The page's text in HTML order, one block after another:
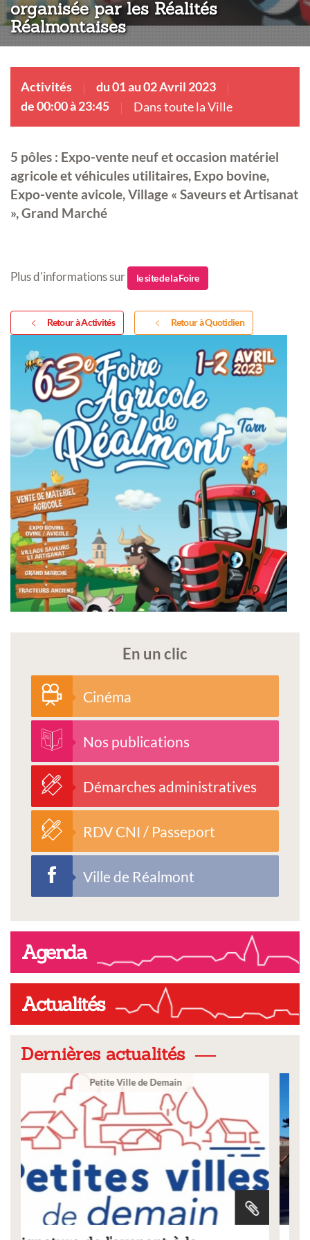
organisée par les Réalités
Réalmontaises
Activités
du 01 au 02 Avril 2023
de 00:00 à 23:45
Dans toute la Ville
5 pôles : Expo-vente neuf et occasion matériel
agricole et véhicules utilitaires, Expo bovine,
Expo-vente avicole, Village « Saveurs et Artisanat
», Grand Marché
Plus d'informations sur le site de la Foire
Retour à Activités Retour à Quotidien
En un clic
Cinéma
Nos publications
Démarches administratives
RDV CNI / Passeport
Ville de Réalmont
Agenda
Actualités
Dernières actualités